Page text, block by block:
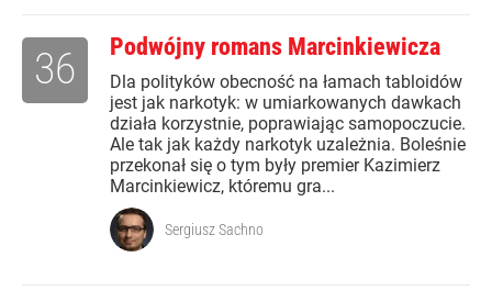
Podwójny romans Marcinkiewicza
Dla polityków obecność na łamach tabloidów
jest jak narkotyk: w umiarkowanych dawkach
działa korzystnie, poprawiając samopoczucie.
Ale tak jak każdy narkotyk uzależnia. Boleśnie
przekonał się o tym były premier Kazimierz
Marcinkiewicz, któremu gra...
36
Sergiusz Sachno